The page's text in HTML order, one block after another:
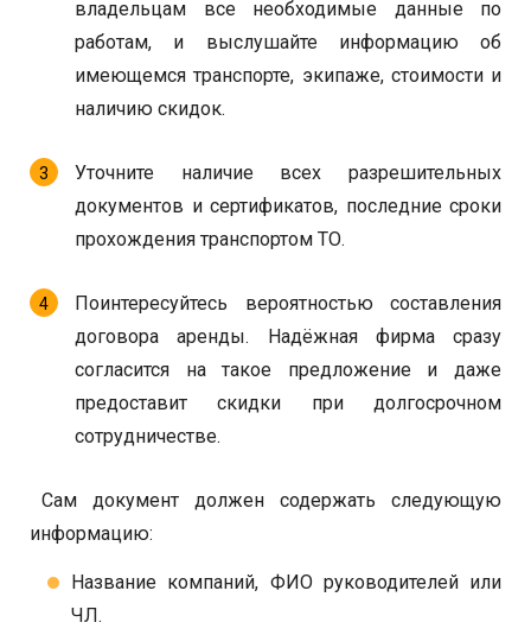
владельцам все необходимые данные по
работам, и выслушайте информацию об
имеющемся транспорте, экипаже, стоимости и
наличию скидок.
Уточните наличие всех разрешительных
документов и сертификатов, последние сроки
прохождения транспортом ТО.
Поинтересуйтесь вероятностью составления
договора аренды. Надёжная фирма сразу
согласится на такое предложение и даже
предоставит скидки при долгосрочном
сотрудничестве.
Сам документ должен содержать следующую
информацию:
Название компаний, ФИО руководителей или
ЧЛ.